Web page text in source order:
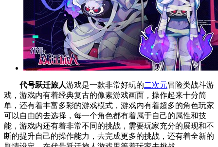
代号跃迁旅人游戏是一款非常好玩的二次元冒险类战斗游
戏，游戏内有着经典复古的像素游戏画面，操作起来十分简
单，还有着丰富多彩的游戏模式，游戏内有着超多的角色玩家
可以自由的去选择，每一个角色都有着属于自己的属性和技
能，游戏内还有着非常不同的挑战，需要玩家充分的展现和不
断的提升自己的操作能力，去完成更多的挑战，还有着全新的